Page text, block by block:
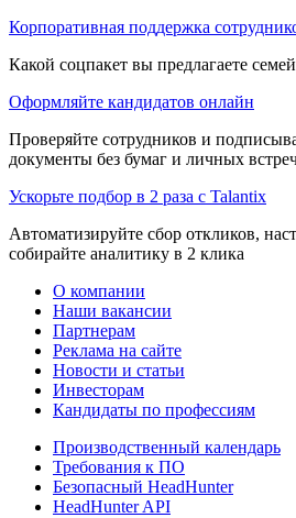
Корпоративная поддержка
Какой соцпакет вы предлагаете
Оформляйте кандидатов онлайн
Проверяйте сотрудников и
документы без бумаг и личных
Ускорьте подбор в 2 раза с Talantix
Автоматизируйте сбор откликов,
собирайте аналитику в 2 клика
О компании
Наши вакансии
Партнерам
Реклама на сайте
Новости и статьи
Инвесторам
Кандидаты по профессиям
Производственный календарь
Требования к ПО
Безопасный HeadHunter
HeadHunter API